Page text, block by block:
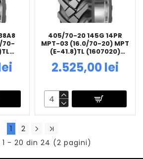
70-
405/70-20 145G 14PR
MPT-03 (16.0/70-20) MPT
(E-41.8)TL (1607020)
2.525,00 lei
1
2
1 - 20 din 24 (2 pagini)